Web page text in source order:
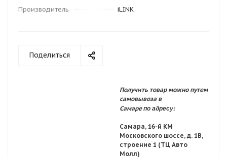
Производитель
iLINK
Поделиться
Получить товар можно путем
самовывоза в
Самарепо адресу:
Самара, 16-й КМ
Московского шоссе, д. 1В,
строение 1 (ТЦ Авто
Молл)